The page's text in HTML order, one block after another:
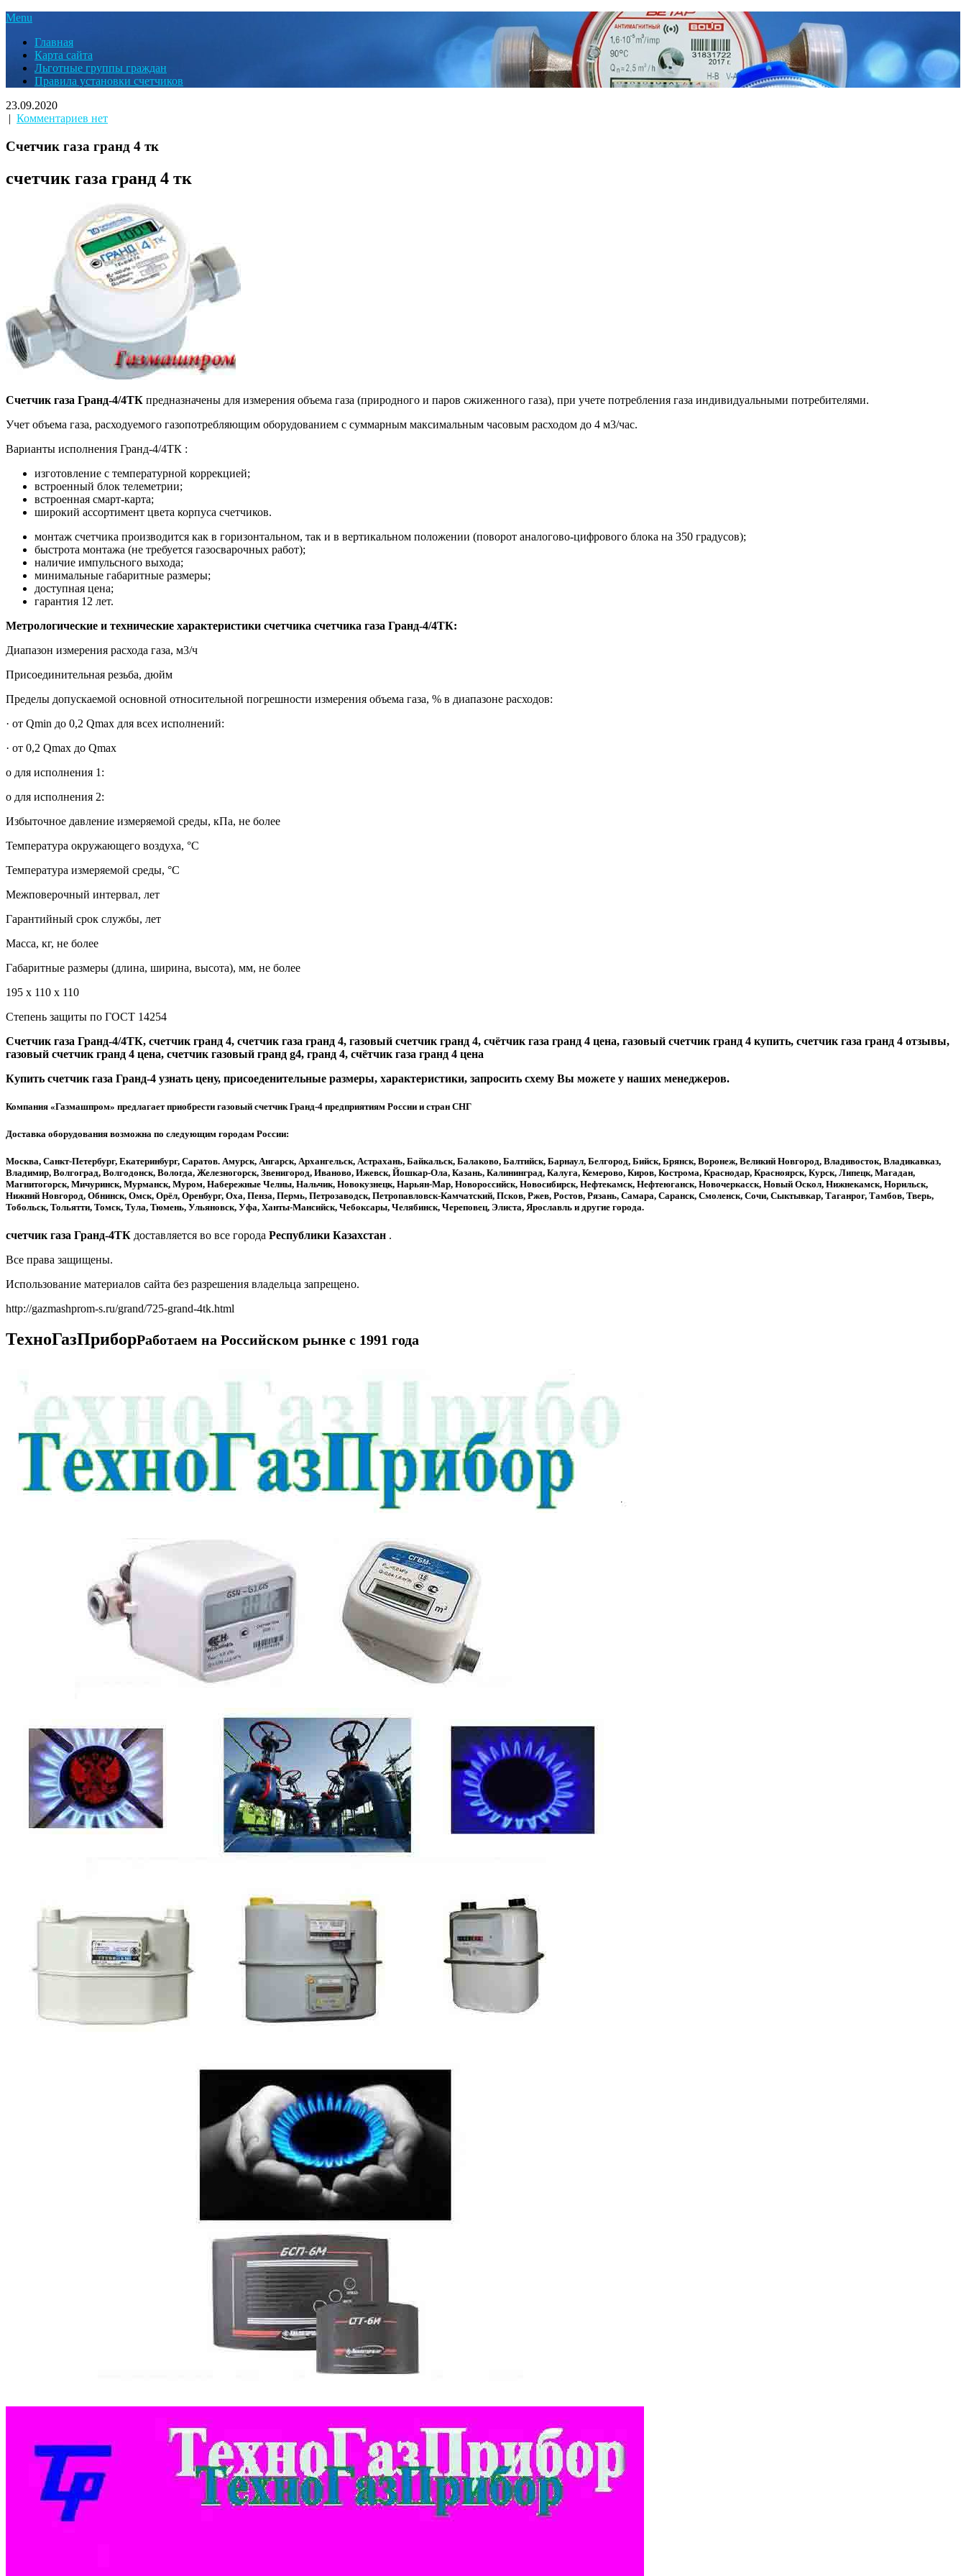
Menu
Главная
Карта сайта
Льготные группы граждан
Правила установки счетчиков
23.09.2020
| Комментариев нет
Счетчик газа гранд 4 тк
счетчик газа гранд 4 тк
Счетчик газа Гранд-4/4ТК предназначены для измерения объема газа (природного и паров сжиженного газа), при учете потребления газа индивидуальными потребителями.
Учет объема газа, расходуемого газопотребляющим оборудованием с суммарным максимальным часовым расходом до 4 м3/час.
Варианты исполнения Гранд-4/4ТК :
изготовление с температурной коррекцией;
встроенный блок телеметрии;
встроенная смарт-карта;
широкий ассортимент цвета корпуса счетчиков.
монтаж счетчика производится как в горизонтальном, так и в вертикальном положении (поворот аналогово-цифрового блока на 350 градусов);
быстрота монтажа (не требуется газосварочных работ);
наличие импульсного выхода;
минимальные габаритные размеры;
доступная цена;
гарантия 12 лет.
Метрологические и технические характеристики счетчика счетчика газа Гранд-4/4ТК:
Диапазон измерения расхода газа, м3/ч
Присоединительная резьба, дюйм
Пределы допускаемой основной относительной погрешности измерения объема газа, % в диапазоне расходов:
· от Qmin до 0,2 Qmax для всех исполнений:
· от 0,2 Qmax до Qmax
o для исполнения 1:
o для исполнения 2:
Избыточное давление измеряемой среды, кПа, не более
Температура окружающего воздуха, °С
Температура измеряемой среды, °С
Межповерочный интервал, лет
Гарантийный срок службы, лет
Масса, кг, не более
Габаритные размеры (длина, ширина, высота), мм, не более
195 х 110 х 110
Степень защиты по ГОСТ 14254
Счетчик газа Гранд-4/4ТК, счетчик гранд 4, счетчик газа гранд 4, газовый счетчик гранд 4, счётчик газа гранд 4 цена, газовый счетчик гранд 4 купить, счетчик газа гранд 4 отзывы,
газовый счетчик гранд 4 цена, счетчик газовый гранд g4, гранд 4, счётчик газа гранд 4 цена
Купить счетчик газа Гранд-4 узнать цену, присоеденительные размеры, характеристики, запросить схему Вы можете у наших менеджеров.
Компания «Газмашпром» предлагает приобрести газовый счетчик Гранд-4 предприятиям России и стран СНГ
Доставка оборудования возможна по следующим городам России:
Москва, Санкт-Петербург, Екатеринбург, Саратов. Амурск, Ангарск, Архангельск, Астрахань, Байкальск, Балаково, Балтийск, Барнаул, Белгород, Бийск, Брянск, Воронеж, Великий Новгород, Владивосток, Владикавказ,
Владимир, Волгоград, Волгодонск, Вологда, Железногорск, Звенигород, Иваново, Ижевск, Йошкар-Ола, Казань, Калининград, Калуга, Кемерово, Киров, Кострома, Краснодар, Красноярск, Курск, Липецк, Магадан,
Магнитогорск, Мичуринск, Мурманск, Муром, Набережные Челны, Нальчик, Новокузнецк, Нарьян-Мар, Новороссийск, Новосибирск, Нефтекамск, Нефтеюганск, Новочеркасск, Новый Оскол, Нижнекамск, Норильск,
Нижний Новгород, Обнинск, Омск, Орёл, Оренбург, Оха, Пенза, Пермь, Петрозаводск, Петропавловск-Камчатский, Псков, Ржев, Ростов, Рязань, Самара, Саранск, Смоленск, Сочи, Сыктывкар, Таганрог, Тамбов, Тверь,
Тобольск, Тольятти, Томск, Тула, Тюмень, Ульяновск, Уфа, Ханты-Мансийск, Чебоксары, Челябинск, Череповец, Элиста, Ярославль и другие города.
счетчик газа Гранд-4ТК доставляется во все города Республики Казахстан .
Все права защищены.
Использование материалов сайта без разрешения владельца запрещено.
http://gazmashprom-s.ru/grand/725-grand-4tk.html
ТехноГазПриборРаботаем на Российском рынке с 1991 года